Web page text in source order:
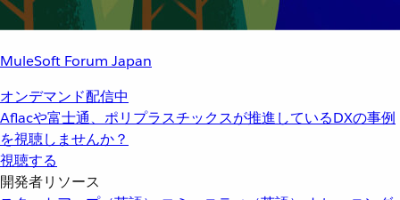
MuleSoft Forum Japan
オンデマンド配信中
Aflacや富士通、ポリプラスチックスが推進しているDXの事例
を視聴しませんか？
視聴する
開発者リソース